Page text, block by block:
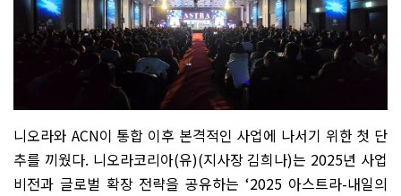
니오라와 ACN이 통합 이후 본격적인 사업에 나서기 위한 첫 단
추를 끼웠다. 니오라코리아(유)(지사장 김희나)는 2025년 사업
비전과 글로벌 확장 전략을 공유하는‘2025 아스트라-내일의